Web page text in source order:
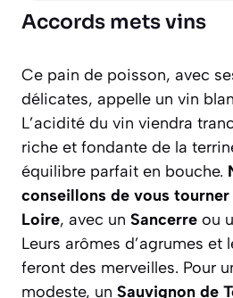
Accords mets vins
Ce pain de poisson, avec
délicates, appelle un vin
L’acidité du vin viendra
riche et fondante de la
équilibre parfait en bouche.
conseillons de vous
Loire, avec un Sancerre ou
Leurs arômes d’agrumes et
feront des merveilles. Pour
modeste, un Sauvignon de